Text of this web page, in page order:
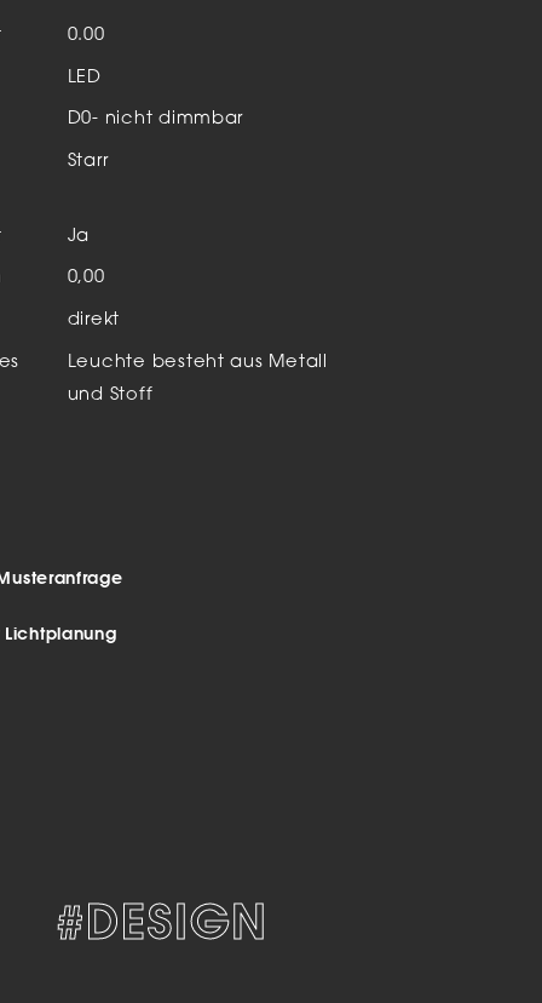
0.00
LED
D0- nicht dimmbar
Starr
Ja
0,00
direkt
Leuchte besteht aus Metall
und Stoff
Lichtplanung
#DESIGN